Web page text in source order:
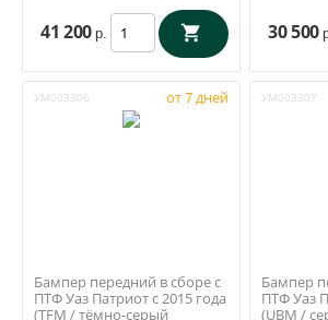
41 200 р. 30 500
УМ003306 от 7 дней
Бампер передний в сборе с
ПТФ Уаз Патриот с 2015 года
(TFM / тёмно-серый
УМ003307
Бампер
ПТФ Уаз
(UBM /